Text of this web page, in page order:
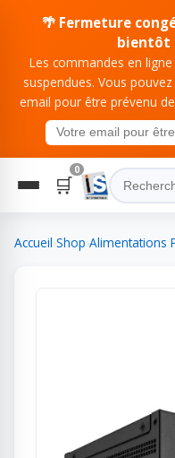
🌴 Fermeture
bientôt
Les commandes en
suspendues. Vous
email pour être prévenu
🛒
0
Accueil Shop Alimentations